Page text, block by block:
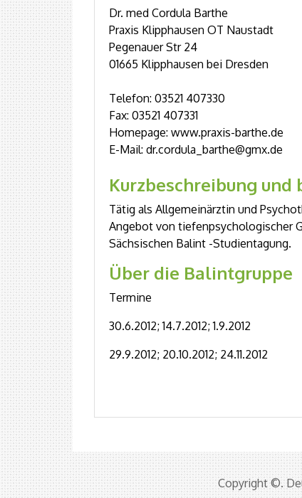
Dr. med Cordula Barthe
Praxis Klipphausen OT Naustadt
Pegenauer Str 24
01665 Klipphausen bei Dresden
Telefon: 03521 407330
Fax: 03521 407331
Homepage: www.praxis-barthe.de
E-Mail: dr.cordula_barthe@gmx.de
Kurzbeschreibung
Tätig als Allgemeinärztin und
Angebot von tiefenpsychologischer
Sächsischen Balint -Studientagung.
Über die Balintgruppe
Termine
30.6.2012; 14.7.2012; 1.9.2012
29.9.2012; 20.10.2012; 24.11.2012
Copyright ©.